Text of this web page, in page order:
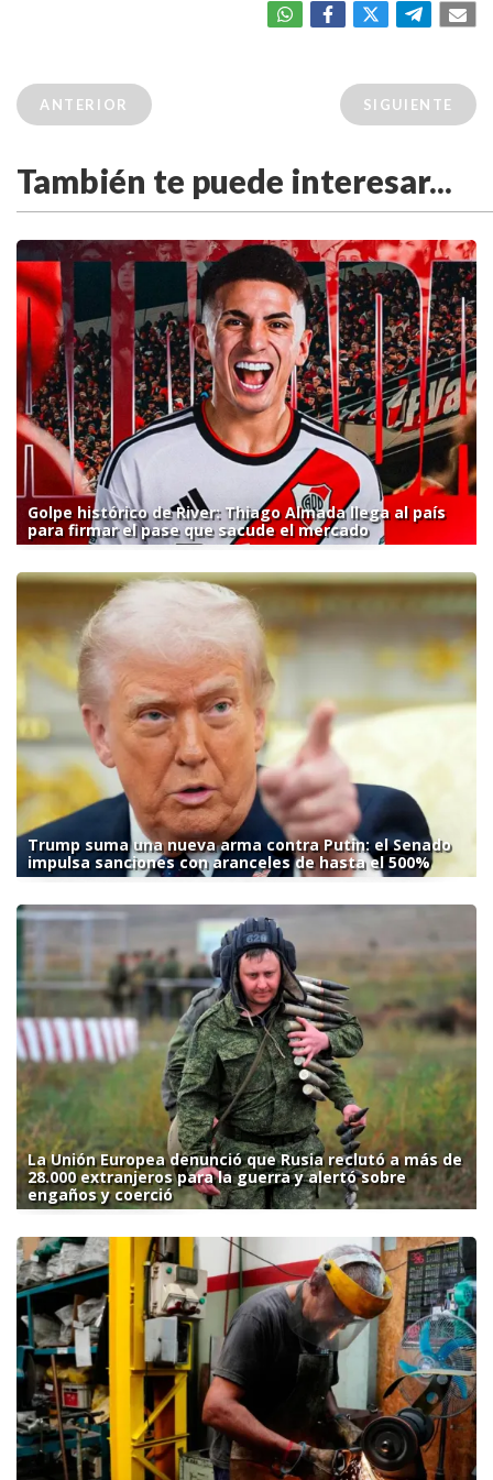
ANTERIOR SIGUIENTE
También te puede interesar...
Golpe histórico de River: Thiago Almada llega al país
para firmar el pase que sacude el mercado
Trump suma una nueva arma contra Putin: el Senado
impulsa sanciones con aranceles de hasta el 500%
La Unión Europea denunció que Rusia reclutó a más de
28.000 extranjeros para la guerra y alertó sobre
engaños y coerció